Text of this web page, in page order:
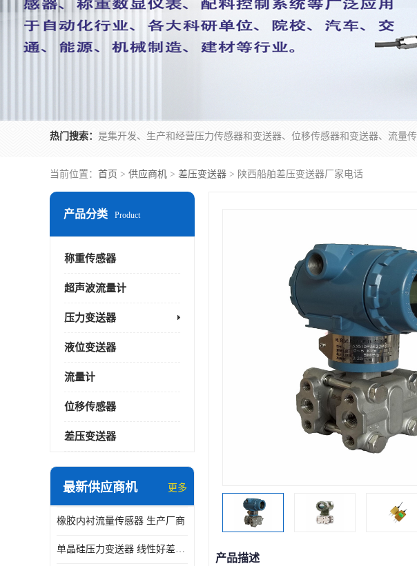
热门搜索：
当前位置： 首页 > 供应商机 > 差压变送器 > 陕西船舶差压变送器厂家电话
产品分类 Product
称重传感器
超声波流量计
压力变送器
液位变送器
流量计
位移传感器
差压变送器
最新供应商机 更多
橡胶内衬流量传感器 生产厂商
单晶硅压力变送器 线性好差压变送器
产品描述